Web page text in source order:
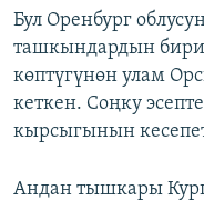
Бул Оренбург
ташкындардын
көптүгүнөн улам
кеткен. Соңку
кырсыгынын
Андан тышкары